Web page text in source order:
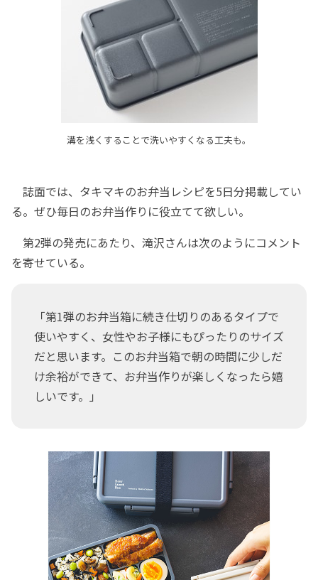
溝を浅くすることで洗いやすくなる工夫も。
誌面では、タキマキのお弁当レシピを5日分掲載してい
る。ぜひ毎日のお弁当作りに役立てて欲しい。
第2弾の発売にあたり、滝沢さんは次のようにコメント
を寄せている。
「第1弾のお弁当箱に続き仕切りのあるタイプで
使いやすく、女性やお子様にもぴったりのサイズ
だと思います。このお弁当箱で朝の時間に少しだ
け余裕ができて、お弁当作りが楽しくなったら嬉
しいです。」